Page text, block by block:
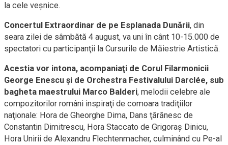
la cele veşnice.
Concertul Extraordinar de pe Esplanada Dunării, din
seara zilei de sâmbătă 4 august, va uni în cânt 10-15.000 de
spectatori cu participanţii la Cursurile de Măiestrie Artistică.
Acestia vor intona, acompaniaţi de Corul Filarmonicii
George Enescu şi de Orchestra Festivalului Darclée, sub
bagheta maestrului Marco Balderi, melodii celebre ale
compozitorilor români inspiraţi de comoara tradiţiilor
naţionale: Hora de Gheorghe Dima, Dans ţărănesc de
Constantin Dimitrescu, Hora Staccato de Grigoraş Dinicu,
Hora Unirii de Alexandru Flechtenmacher, culminând cu Pe-al